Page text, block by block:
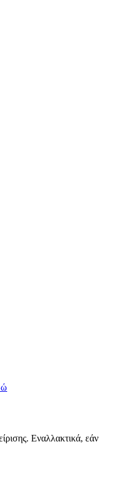
Εναλλακτικά, εάν